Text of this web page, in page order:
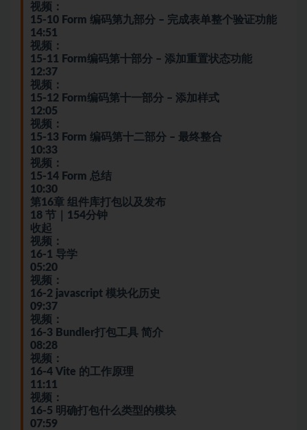
视频：
15-10 Form 编码第九部分 – 完成表单整个验证功能
14:51
视频：
15-11 Form编码第十部分 – 添加重置状态功能
12:37
视频：
15-12 Form编码第十一部分 – 添加样式
12:05
视频：
15-13 Form 编码第十二部分 – 最终整合
10:33
视频：
15-14 Form 总结
10:30
第16章 组件库打包以及发布
18 节｜154分钟
收起
视频：
16-1 导学
05:20
视频：
16-2 javascript 模块化历史
09:37
视频：
16-3 Bundler打包工具 简介
08:28
视频：
16-4 Vite 的工作原理
11:11
视频：
16-5 明确打包什么类型的模块
07:59